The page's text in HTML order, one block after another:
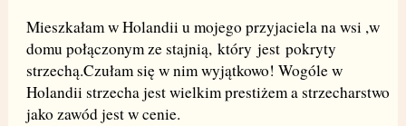
Mieszkałam w Holandii u mojego przyjaciela na wsi ,w
domu połączonym ze stajnią, który jest pokryty
strzechą.Czułam się w nim wyjątkowo! Wogóle w
Holandii strzecha jest wielkim prestiżem a strzecharstwo
jako zawód jest w cenie.